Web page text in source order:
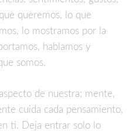
queremos, lo que
lo mostramos por la
hablamos y
somos.
de nuestra; mente,
cuida cada pensamiento,
ti. Deja entrar solo lo